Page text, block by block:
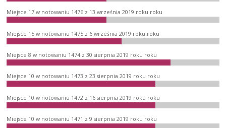
Miejsce 17 w notowaniu 1476 z 13 września 2019 roku roku
Miejsce 15 w notowaniu 1475 z 6 września 2019 roku roku
Miejsce 8 w notowaniu 1474 z 30 sierpnia 2019 roku roku
Miejsce 10 w notowaniu 1473 z 23 sierpnia 2019 roku roku
Miejsce 10 w notowaniu 1472 z 16 sierpnia 2019 roku roku
Miejsce 10 w notowaniu 1471 z 9 sierpnia 2019 roku roku